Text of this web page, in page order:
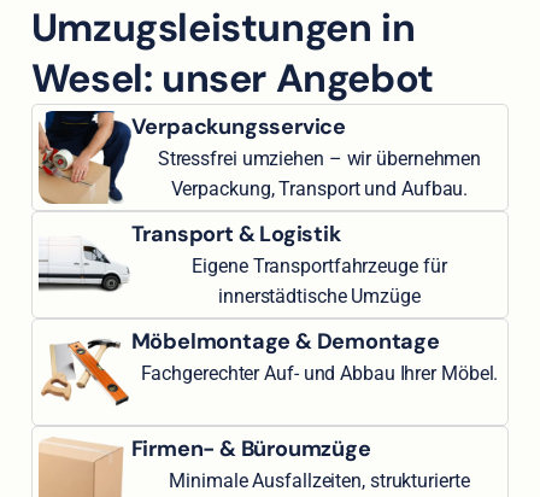
Umzugsleistungen in
Wesel: unser Angebot
Verpackungsservice
Stressfrei umziehen – wir übernehmen
Verpackung, Transport und Aufbau.
Transport & Logistik
Eigene Transportfahrzeuge für
innerstädtische Umzüge
Möbelmontage & Demontage
Fachgerechter Auf- und Abbau Ihrer Möbel.
Firmen- & Büroumzüge
Minimale Ausfallzeiten, strukturierte